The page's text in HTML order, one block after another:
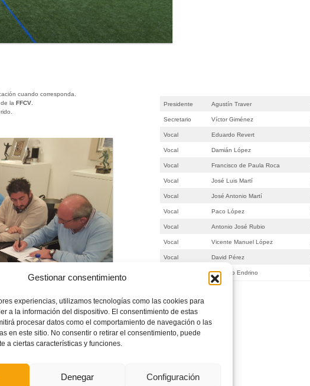
Gestionar consentimiento
experiencias, utilizamos tecnologías como las cookies para
a la información del dispositivo. El consentimiento de estas
procesar datos como el comportamiento de navegación o las
en este sitio. No consentir o retirar el consentimiento, puede
a ciertas características y funciones.
Denegar Configuración
cuando corresponda.
la FFCV.
Presidente Agustín Traver
Secretario Víctor Giménez
Vocal Eduardo Revert
Vocal Damián López
Vocal Francisco de Paula Roca
Vocal José Luis Martí
Vocal José Antonio Martí
Vocal Paco López
Vocal Antonio José Rubio
Vocal Vicente Manuel López
Vocal David Pérez
Amancio Endrino